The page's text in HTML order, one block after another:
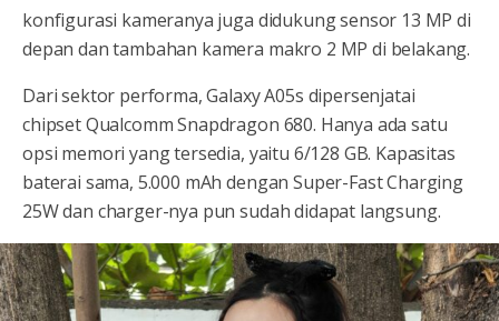
konfigurasi kameranya juga didukung sensor 13 MP di
depan dan tambahan kamera makro 2 MP di belakang.
Dari sektor performa, Galaxy A05s dipersenjatai
chipset Qualcomm Snapdragon 680. Hanya ada satu
opsi memori yang tersedia, yaitu 6/128 GB. Kapasitas
baterai sama, 5.000 mAh dengan Super-Fast Charging
25W dan charger-nya pun sudah didapat langsung.